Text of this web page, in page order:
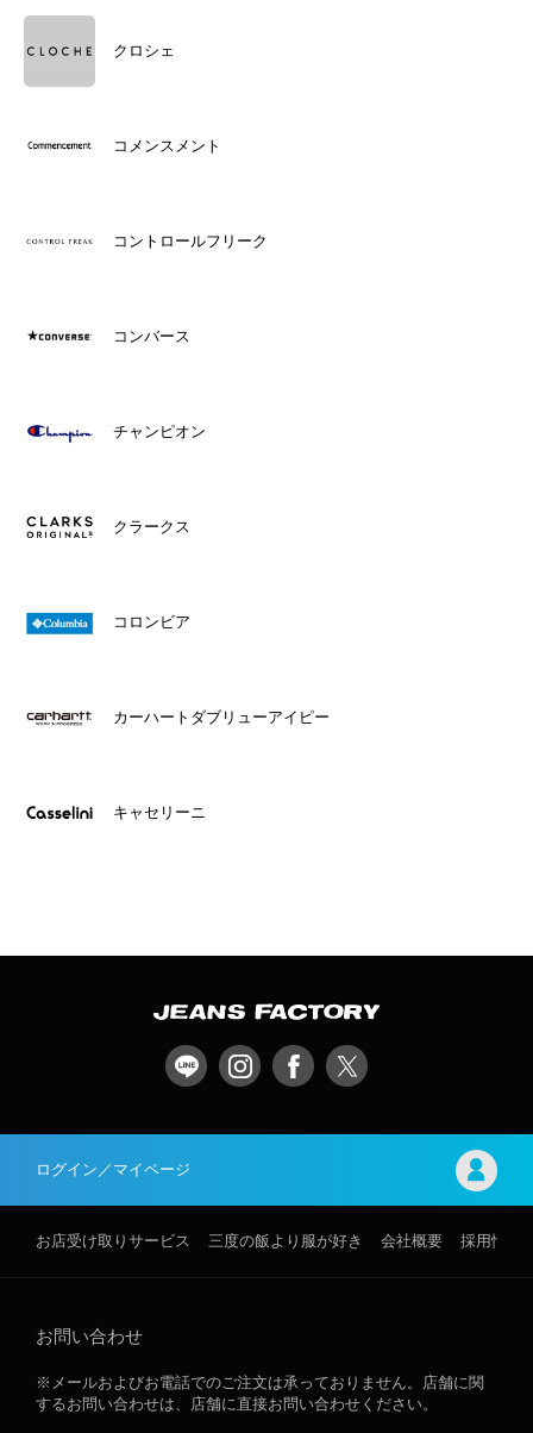
クロシェ
コメンスメント
コントロールフリーク
コンバース
チャンピオン
クラークス
コロンビア
カーハートダブリューアイピー
キャセリーニ
ログイン／マイページ
お店受け取りサービス 三度の飯より服が好き 会社概要 採用情報
お問い合わせ
※メールおよびお電話でのご注文は承っておりません。店舗に関
するお問い合わせは、店舗に直接お問い合わせください。